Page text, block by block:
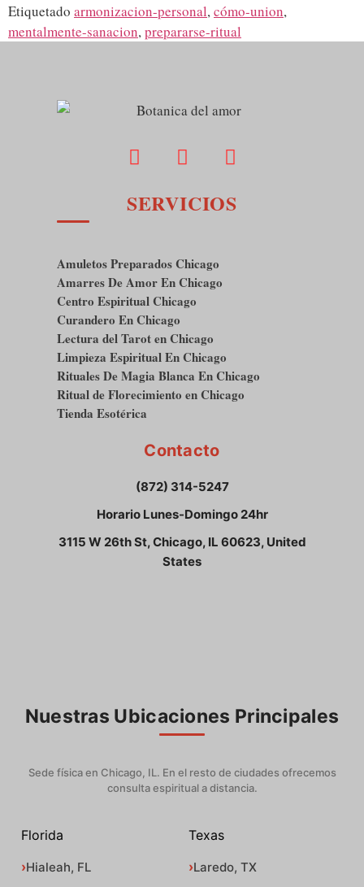
Etiquetado armonizacion-personal,cómo-union,
mentalmente-sanacion,prepararse-ritual
SERVICIOS
Amuletos Preparados Chicago
Amarres De Amor En Chicago
Centro Espiritual Chicago
Curandero En Chicago
Lectura del Tarot en Chicago
Limpieza Espiritual En Chicago
Rituales De Magia Blanca En Chicago
Ritual de Florecimiento en Chicago
Tienda Esotérica
Contacto
(872) 314-5247
Horario Lunes-Domingo 24hr
3115 W 26th St, Chicago, IL 60623, United
States
Nuestras Ubicaciones Principales
Sede física en Chicago, IL. En el resto de ciudades ofrecemos
consulta espiritual a distancia.
Florida
Hialeah, FL
Texas
Laredo, TX